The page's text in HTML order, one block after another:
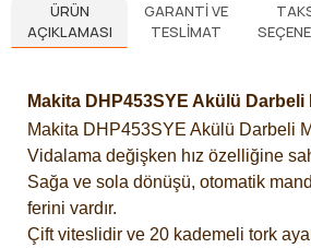
ÜRÜN
AÇIKLAMASI
GARANTI VE
TESLIMAT
Makita DHP453SYE Akülü
Makita DHP453SYE Akülü Darbeli
Vidalama değişken hız özelliğine
Sağa ve sola dönüşü, otomatik
ferini vardır.
Çift viteslidir ve 20 kademeli tork